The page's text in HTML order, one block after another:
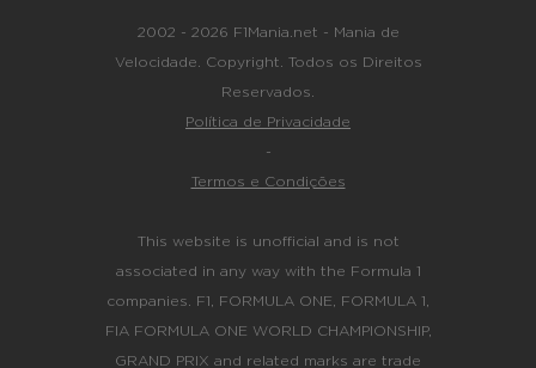
2002 - 2026 F1Mania.net - Mania de
Velocidade. Copyright. Todos os Direitos
Reservados.
Política de Privacidade
-
Termos e Condições
This website is unofficial and is not
associated in any way with the Formula 1
companies. F1, FORMULA ONE, FORMULA 1,
FIA FORMULA ONE WORLD CHAMPIONSHIP,
GRAND PRIX and related marks are trade